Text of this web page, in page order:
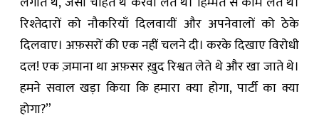
रिश्तेदारों को नौकरियाँ दिलवायीं और अपनेवालों को ठेके
दिलवाए। अफ़सरों की एक नहीं चलने दी। करके दिखाए विरोधी
दल! एक ज़माना था अफ़सर ख़ुद रिश्वत लेते थे और खा जाते थे।
हमने सवाल खड़ा किया कि हमारा क्या होगा, पार्टी का क्या
होगा?”